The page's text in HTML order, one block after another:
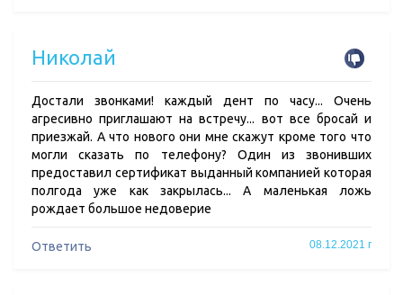
Николай
Достали звонками! каждый дент по часу... Очень
агресивно приглашают на встречу... вот все бросай и
приезжай. А что нового они мне скажут кроме того что
могли сказать по телефону? Один из звонивших
предоставил сертификат выданный компанией которая
полгода уже как закрылась... А маленькая ложь
рождает большое недоверие
Ответить 08.12.2021 г